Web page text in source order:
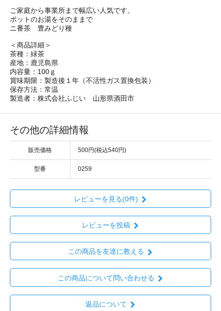
ご家庭から事業所まで幅広い人気です。
ポットのお湯をそのままで
ニ番茶 豊みどり種
＜商品詳細＞
茶種：緑茶
産地：鹿児島県
内容量：100ｇ
賞味期限：製造後１年（不活性ガス置換包装）
保存方法：常温
製造者：株式会社ふじい 山形県酒田市
その他の詳細情報
販売価格 500円(税込540円)
型番 0259
レビューを見る(0件)
レビューを投稿
この商品を友達に教える
この商品について問い合わせる
返品について